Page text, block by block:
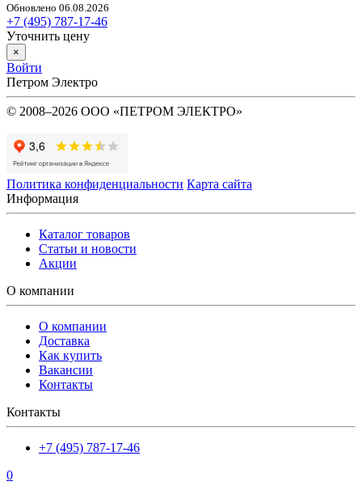
Обновлено 06.08.2026
+7 (495) 787-17-46
Уточнить цену
×
Войти
Петром Электро
© 2008–2026 ООО «ПЕТРОМ ЭЛЕКТРО»
Политика конфиденциальности Карта сайта
Информация
Каталог товаров
Статьи и новости
Акции
О компании
О компании
Доставка
Как купить
Вакансии
Контакты
Контакты
+7 (495) 787-17-46
0